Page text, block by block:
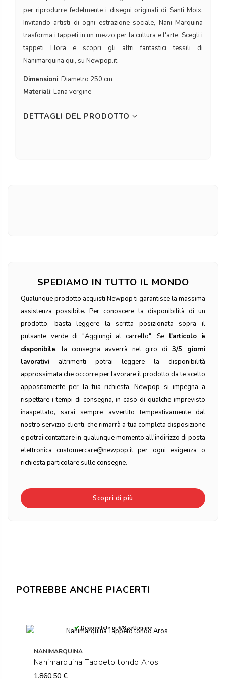
per riprodurre fedelmente i disegni originali di Santi Moix.
Invitando artisti di ogni estrazione sociale, Nani Marquina
trasforma i tappeti in un mezzo per la cultura e l'arte. Scegli i
tappeti Flora e scopri gli altri fantastici tessili di
Nanimarquina qui, su Newpop.it
Dimensioni: Diametro 250 cm
Materiali: Lana vergine
DETTAGLI DEL PRODOTTO
SPEDIAMO IN TUTTO IL MONDO
Qualunque prodotto acquisti Newpop ti garantisce la massima
assistenza possibile. Per conoscere la disponibilità di un
prodotto, basta leggere la scritta posizionata sopra il
pulsante verde di "Aggiungi al carrello". Se l'articolo è
disponibile, la consegna avverrà nel giro di3/5 giorni
lavorativi altrimenti potrai leggere la disponibilità
approssimata che occorre per lavorare il prodotto da te scelto
appositamente per la tua richiesta. Newpop si impegna a
rispettare i tempi di consegna, in caso di qualche imprevisto
inaspettato, sarai sempre avvertito tempestivamente dal
nostro servizio clienti, che rimarrà a tua completa disposizione
e potrai contattare in qualunque momento all'indirizzo di posta
elettronica customercare@newpop.it per ogni esigenza o
richiesta particolare sulle consegne.
Scopri di più
POTREBBE ANCHE PIACERTI
Disponibile in 6/8 settimane
NANIMARQUINA
Nanimarquina Tappeto tondo Aros
1.860,50 €